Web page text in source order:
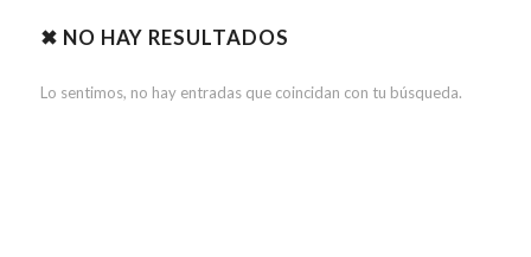
✖ NO HAY RESULTADOS
Lo sentimos, no hay entradas que coincidan con tu búsqueda.